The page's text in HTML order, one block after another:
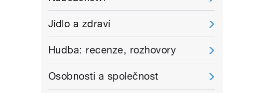
Jídlo a zdraví
Hudba: recenze, rozhovory
Osobnosti a společnost